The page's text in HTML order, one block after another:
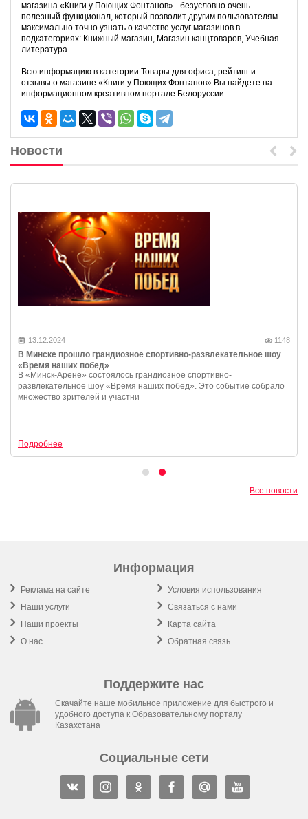
магазина «Книги у Поющих Фонтанов» - безусловно очень
полезный функционал, который позволит другим пользователям
максимально точно узнать о качестве услуг магазинов в
подкатегориях: Книжный магазин, Магазин канцтоваров, Учебная
литература.
Всю информацию в категории Товары для офиса, рейтинг и
отзывы о магазине «Книги у Поющих Фонтанов» Вы найдете на
информационном креативном портале Белоруссии.
Новости
13.12.2024 1148
В Минске прошло грандиозное спортивно-развлекательное шоу
«Время наших побед»
В «Минск-Арене» состоялось грандиозное спортивно-
развлекательное шоу «Время наших побед». Это событие собрало
множество зрителей и участни
Подробнее
Все новости
Информация
Реклама на сайте
Наши услуги
Наши проекты
О нас
Условия использования
Связаться с нами
Карта сайта
Обратная связь
Поддержите нас
Скачайте наше мобильное приложение для быстрого и
удобного доступа к Образовательному порталу
Казахстана
Социальные сети